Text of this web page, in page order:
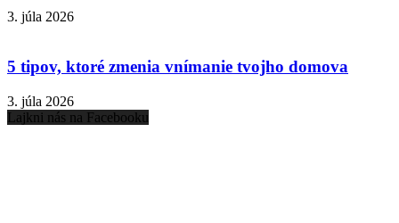
3. júla 2026
5 tipov, ktoré zmenia vnímanie tvojho domova
3. júla 2026
Lajkni nás na Facebooku